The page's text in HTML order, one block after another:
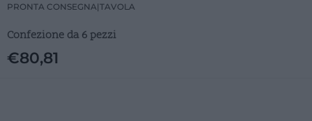
PRONTA CONSEGNA|TAVOLA
Confezione da 6 pezzi
€80,81